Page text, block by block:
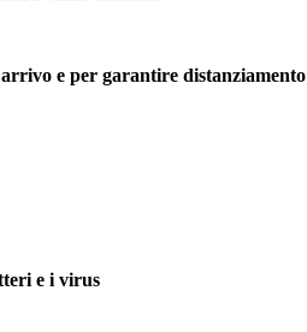
e per garantire distanziamento
e i virus